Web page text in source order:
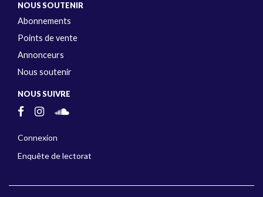
NOUS SOUTENIR
Abonnements
Points de vente
Annonceurs
Nous soutenir
NOUS SUIVRE
Connexion
Enquête de lectorat